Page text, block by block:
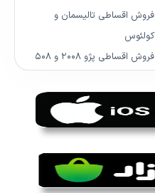
فروش اقساطی تالیسمان و
کولئوس
فروش اقساطی پژو ۲۰۰۸ و ۵۰۸